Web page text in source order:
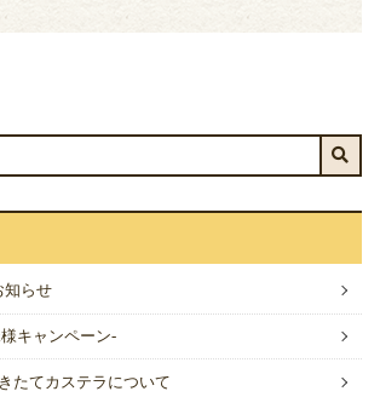
知らせ
キャンペーン-
たてカステラについて